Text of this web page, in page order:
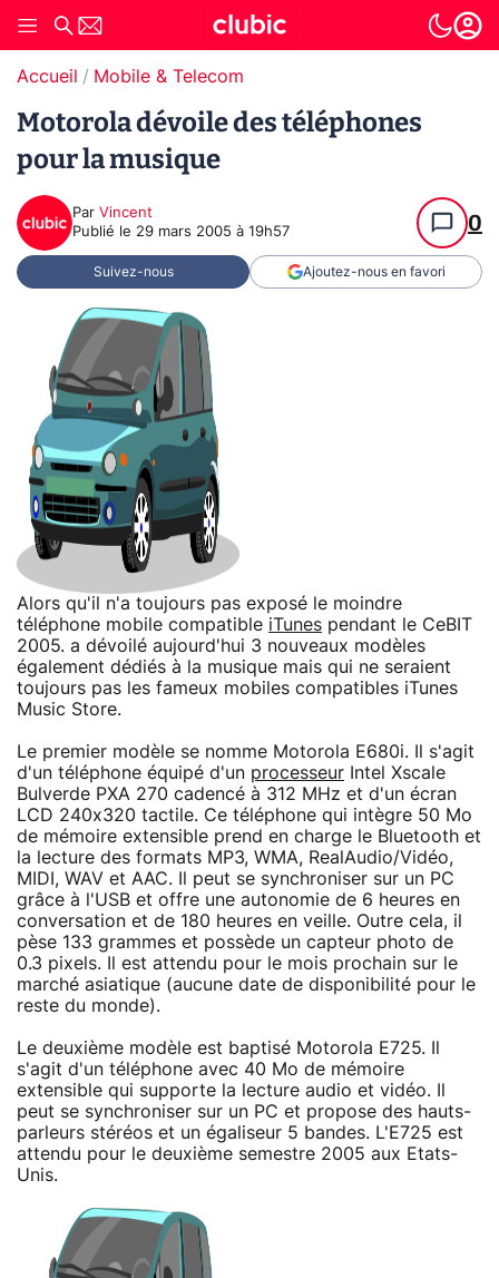
Accueil Mobile & Telecom
Motorola dévoile des téléphones
pour la musique
Par Vincent
Publié le 29 mars 2005 à 19h57 0
Suivez-nous Ajoutez-nous en favori
Alors qu'il n'a toujours pas exposé le moindre
téléphone mobile compatible iTunes pendant le CeBIT
2005. a dévoilé aujourd'hui 3 nouveaux modèles
également dédiés à la musique mais qui ne seraient
toujours pas les fameux mobiles compatibles iTunes
Music Store.
Le premier modèle se nomme Motorola E680i. Il s'agit
d'un téléphone équipé d'un processeur Intel Xscale
Bulverde PXA 270 cadencé à 312 MHz et d'un écran
LCD 240x320 tactile. Ce téléphone qui intègre 50 Mo
de mémoire extensible prend en charge le Bluetooth et
la lecture des formats MP3, WMA, RealAudio/Vidéo,
MIDI, WAV et AAC. Il peut se synchroniser sur un PC
grâce à l'USB et offre une autonomie de 6 heures en
conversation et de 180 heures en veille. Outre cela, il
pèse 133 grammes et possède un capteur photo de
0.3 pixels. Il est attendu pour le mois prochain sur le
marché asiatique (aucune date de disponibilité pour le
reste du monde).
Le deuxième modèle est baptisé Motorola E725. Il
s'agit d'un téléphone avec 40 Mo de mémoire
extensible qui supporte la lecture audio et vidéo. Il
peut se synchroniser sur un PC et propose des hauts-
parleurs stéréos et un égaliseur 5 bandes. L'E725 est
attendu pour le deuxième semestre 2005 aux Etats-
Unis.